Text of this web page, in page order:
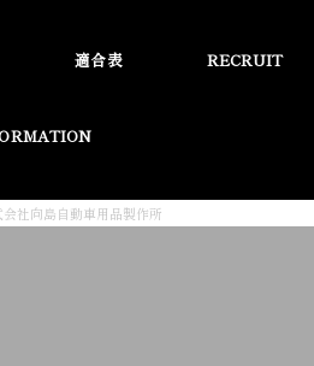
適合表 RECRUIT
社向島自動車用品製作所